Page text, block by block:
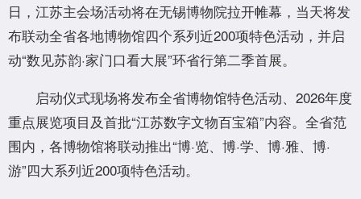
日，江苏主会场活动将在无锡博物院拉开帷幕，当天将发
布联动全省各地博物馆四个系列近200项特色活动，并启
动“数见苏韵·家门口看大展”环省行第二季首展。
启动仪式现场将发布全省博物馆特色活动、2026年度
重点展览项目及首批“江苏数字文物百宝箱”内容。全省范
围内，各博物馆将联动推出“博·览、博·学、博·雅、博·
游”四大系列近200项特色活动。